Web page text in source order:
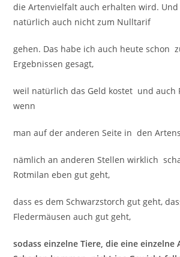
die Artenvielfalt auch erhalten wird.
natürlich auch nicht zum Nulltarif
gehen. Das habe ich auch heute schon
Ergebnissen gesagt,
weil natürlich das Geld kostet und auch
wenn
man auf der anderen Seite in den
nämlich an anderen Stellen wirklich
Rotmilan eben gut geht,
dass es dem Schwarzstorch gut geht,
Fledermäusen auch gut geht,
sodass einzelne Tiere, die eine einzelne